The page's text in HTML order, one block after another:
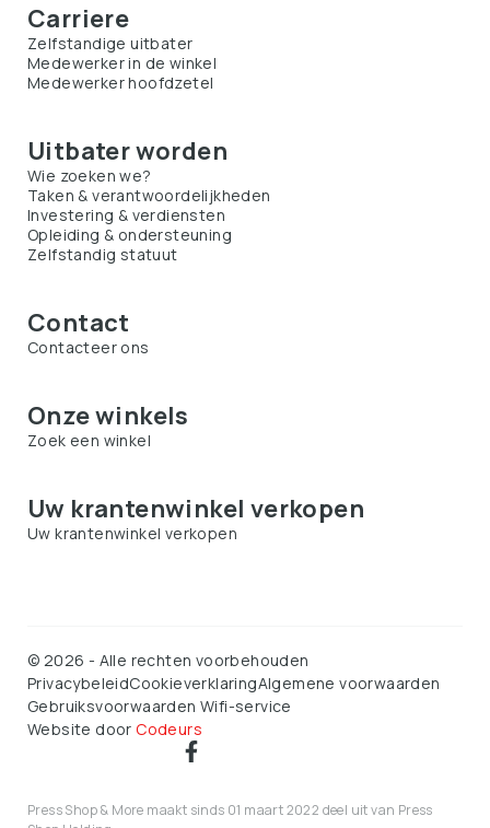
Carriere
Zelfstandige uitbater
Medewerker in de winkel
Medewerker hoofdzetel
Uitbater worden
Wie zoeken we?
Taken & verantwoordelijkheden
Investering & verdiensten
Opleiding & ondersteuning
Zelfstandig statuut
Contact
Contacteer ons
Onze winkels
Zoek een winkel
Uw krantenwinkel verkopen
Uw krantenwinkel verkopen
© 2026 - Alle rechten voorbehouden
PrivacybeleidCookieverklaringAlgemene voorwaarden
Gebruiksvoorwaarden Wifi-service
Website door Codeurs
Press Shop & More maakt sinds 01 maart 2022 deel uit van Press